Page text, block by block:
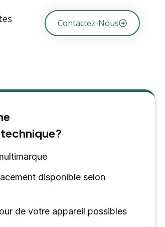
Contactez-Nous
disponible selon
de votre appareil possibles